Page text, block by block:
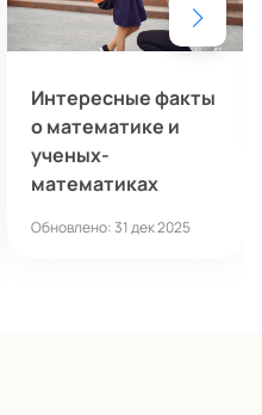
Интересные факты
о математике и
ученых-
математиках
Обновлено: 31 дек 2025